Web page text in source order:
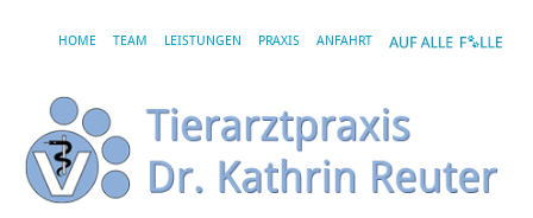
HOME TEAM LEISTUNGEN PRAXIS ANFAHRT